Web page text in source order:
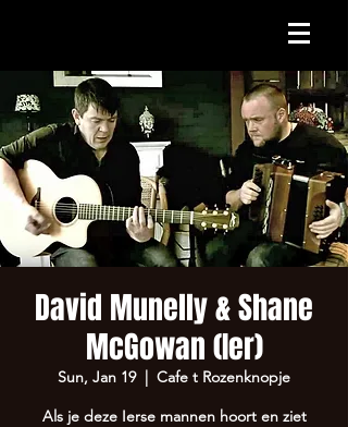
David Munelly & Shane
McGowan (Ier)
Sun, Jan 19
  |
Cafe t Rozenknopje
Als je deze Ierse mannen hoort en ziet